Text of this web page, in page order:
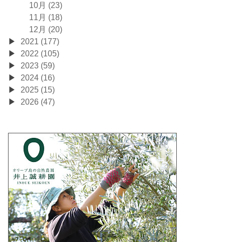
10月 (23)
11月 (18)
12月 (20)
2021 (177)
2022 (105)
2023 (59)
2024 (16)
2025 (15)
2026 (47)